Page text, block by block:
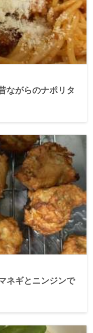
ながらのナポリタ
ネギとニンジンで